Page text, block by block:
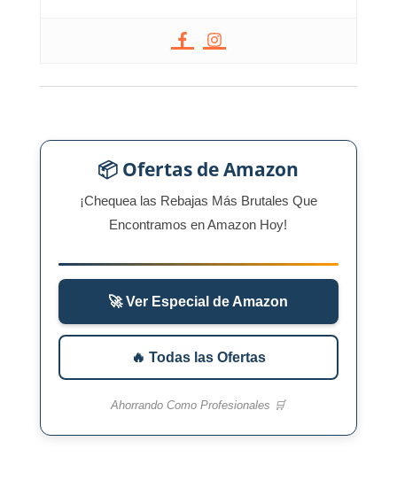
📦 Ofertas de Amazon
¡Chequea las Rebajas Más Brutales Que
Encontramos en Amazon Hoy!
🚀 Ver Especial de Amazon
🔥 Todas las Ofertas
Ahorrando Como Profesionales 🛒